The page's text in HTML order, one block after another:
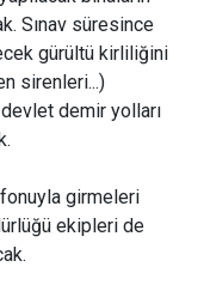
Sınav süresince
gürültü kirliliğini
sirenleri...)
demir yolları
girmeleri
ekipleri de